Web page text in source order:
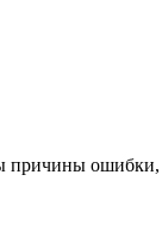
ошибки,